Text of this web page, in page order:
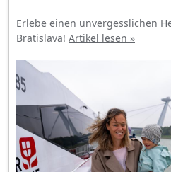
Erlebe einen unvergesslichen
Bratislava! Artikel lesen »